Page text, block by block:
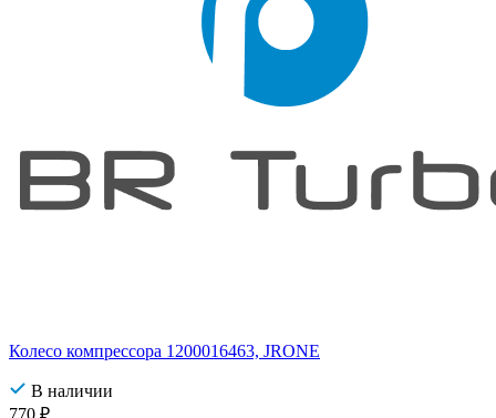
Колесо компрессора 1200016463, JRONE
В наличии
770 ₽